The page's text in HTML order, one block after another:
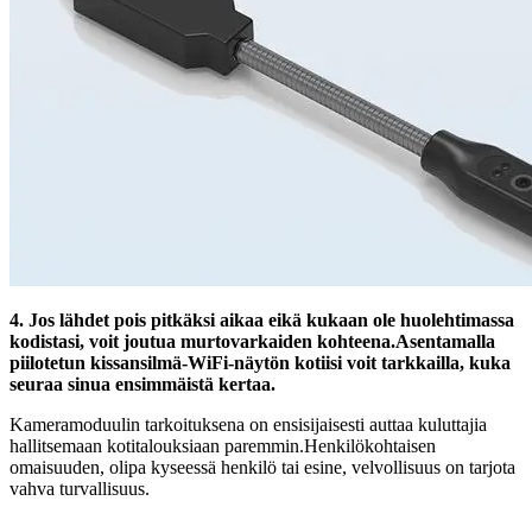
4. Jos lähdet pois pitkäksi aikaa eikä kukaan ole huolehtimassa
kodistasi, voit joutua murtovarkaiden kohteena.Asentamalla
piilotetun kissansilmä-WiFi-näytön kotiisi voit tarkkailla, kuka
seuraa sinua ensimmäistä kertaa.
Kameramoduulin tarkoituksena on ensisijaisesti auttaa kuluttajia
hallitsemaan kotitalouksiaan paremmin.Henkilökohtaisen
omaisuuden, olipa kyseessä henkilö tai esine, velvollisuus on tarjota
vahva turvallisuus.